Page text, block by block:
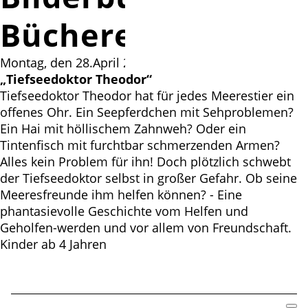
Bücherei Fuhrberg
Montag, den 28.April 2025 um 15:30 Uhr
„Tiefseedoktor Theodor“
Tiefseedoktor Theodor hat für jedes Meerestier ein
offenes Ohr. Ein Seepferdchen mit Sehproblemen?
Ein Hai mit höllischem Zahnweh? Oder ein
Tintenfisch mit furchtbar schmerzenden Armen?
Alles kein Problem für ihn! Doch plötzlich schwebt
der Tiefseedoktor selbst in großer Gefahr. Ob seine
Meeresfreunde ihm helfen können? - Eine
phantasievolle Geschichte vom Helfen und
Geholfen-werden und vor allem von Freundschaft.
Kinder ab 4 Jahren